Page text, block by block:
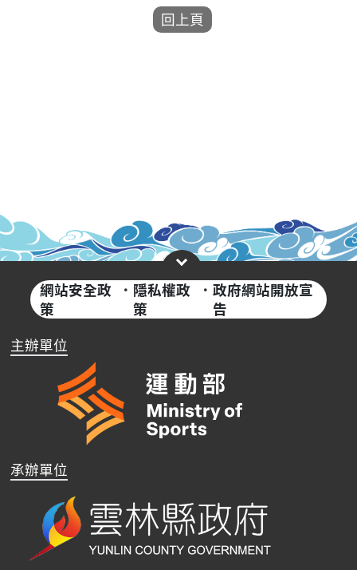
網站安全政
策
· 隱私權政
策
· 政府網站開放宣
告
主辦單位
承辦單位